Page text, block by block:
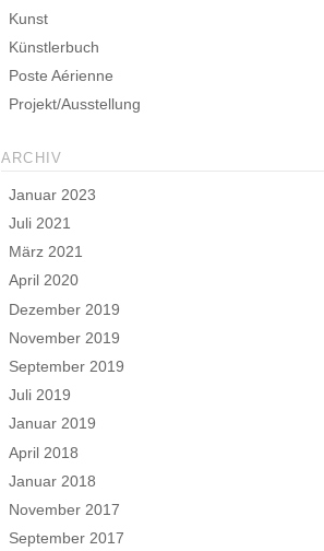
Kunst
Künstlerbuch
Poste Aérienne
Projekt/Ausstellung
ARCHIV
Januar 2023
Juli 2021
März 2021
April 2020
Dezember 2019
November 2019
September 2019
Juli 2019
Januar 2019
April 2018
Januar 2018
November 2017
September 2017